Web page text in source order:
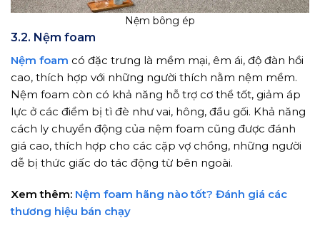
Nệm bông ép
3.2. Nệm foam
Nệm foam có đặc trưng là mềm mại, êm ái, độ đàn hồi
cao, thích hợp với những người thích nằm nệm mềm.
Nệm foam còn có khả năng hỗ trợ cơ thể tốt, giảm áp
lực ở các điểm bị tì đè như vai, hông, đầu gối. Khả năng
cách ly chuyển động của nệm foam cũng được đánh
giá cao, thích hợp cho các cặp vợ chồng, những người
dễ bị thức giấc do tác động từ bên ngoài.
Xem thêm: Nệm foam hãng nào tốt? Đánh giá các
thương hiệu bán chạy